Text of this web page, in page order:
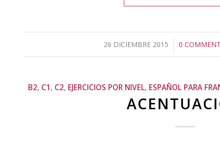
26 DICIEMBRE 2015
/ 0 /
B2, C1 , C2, EJERCICIOS POR NIVEL, ESPAÑOL PARA